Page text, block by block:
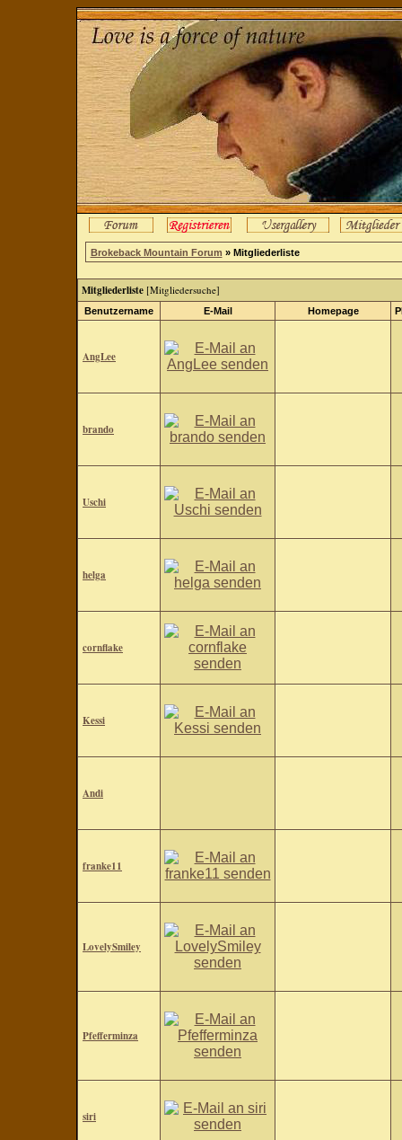
Brokeback Mountain Forum » Mitgliederliste
Mitgliederliste [Mitgliedersuche]
Benutzername E-Mail Homepage
AngLee
brando
Uschi
helga
cornflake
Kessi
Andi
franke11
LovelySmiley
Pfefferminza
siri